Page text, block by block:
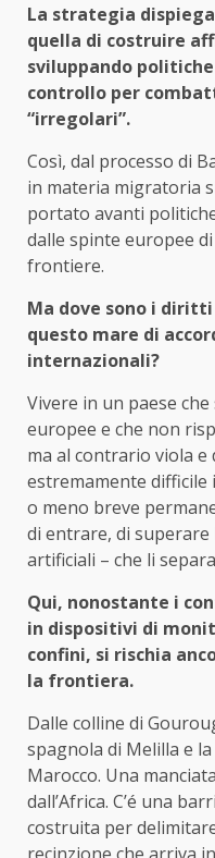
La strategia
quella di costruire
sviluppando
controllo per
“irregolari”.
Così, dal processo di
in materia migratoria
portato avanti
dalle spinte europee
frontiere.
Ma dove sono i
questo mare di
internazionali?
Vivere in un paese
europee e che non
ma al contrario viola e
estremamente difficile
o meno breve
di entrare, di
artificiali – che li
Qui, nonostante i
in dispositivi di
confini, si rischia
la frontiera.
Dalle colline di
spagnola di Melilla e
Marocco. Una
dall’Africa. C’é una
costruita per